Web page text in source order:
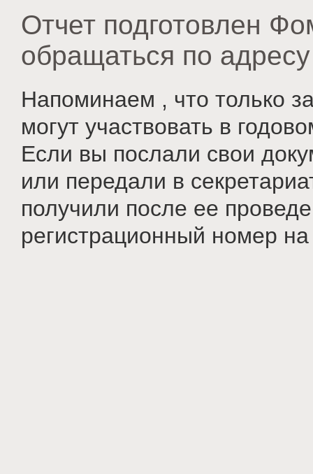
Отчет подготовлен
обращаться по
Напоминаем , что только
могут участвовать в
Если вы послали свои
или передали в
получили после ее
регистрационный номер